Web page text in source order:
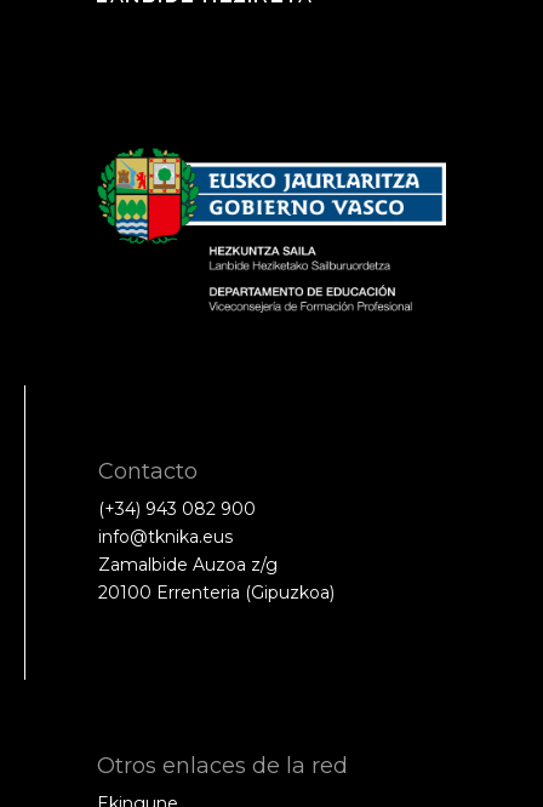
Contacto
(+34) 943 082 900
info@tknika.eus
Zamalbide Auzoa z/g
20100 Errenteria (Gipuzkoa)
Otros enlaces de la red